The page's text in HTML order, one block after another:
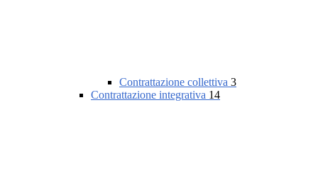
Contrattazione collettiva 3
Contrattazione integrativa 14